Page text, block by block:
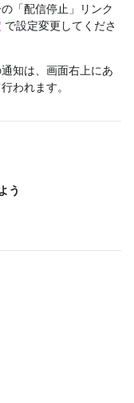
「配信停止」リンク
で設定変更してくださ
知は、画面右上にあ
われます。
う